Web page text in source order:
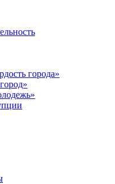
города»